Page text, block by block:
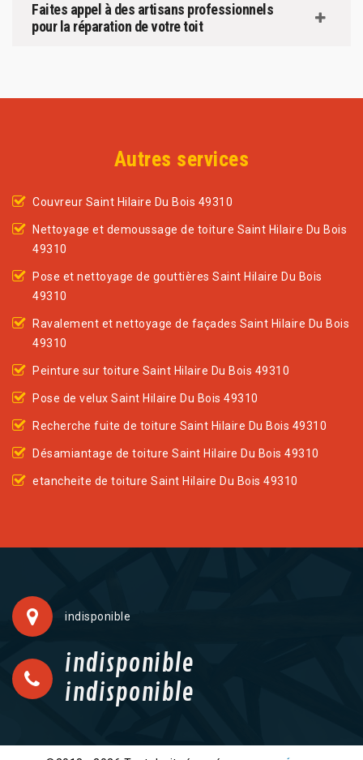
Faites appel à des artisans professionnels
pour la réparation de votre toit
Autres services
Couvreur Saint Hilaire Du Bois 49310
Nettoyage et demoussage de toiture Saint Hilaire Du Bois
49310
Pose et nettoyage de gouttières Saint Hilaire Du Bois
49310
Ravalement et nettoyage de façades Saint Hilaire Du Bois
49310
Peinture sur toiture Saint Hilaire Du Bois 49310
Pose de velux Saint Hilaire Du Bois 49310
Recherche fuite de toiture Saint Hilaire Du Bois 49310
Désamiantage de toiture Saint Hilaire Du Bois 49310
etancheite de toiture Saint Hilaire Du Bois 49310
indisponible
indisponible
indisponible